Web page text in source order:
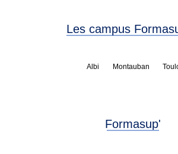
Formasup'
Les campus
Albi Montauban